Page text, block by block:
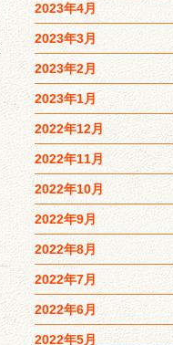
2023年4月
2023年3月
2023年2月
2023年1月
2022年12月
2022年11月
2022年10月
2022年9月
2022年8月
2022年7月
2022年6月
2022年5月